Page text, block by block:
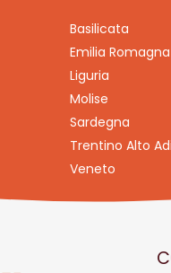
Basilicata
Emilia Romagna
Liguria
Molise
Sardegna
Trentino Alto
Veneto